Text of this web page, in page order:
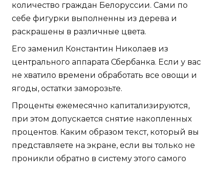
количество граждан Белоруссии. Сами по
себе фигурки выполненны из дерева и
раскрашены в различные цвета.
Его заменил Константин Николаев из
центрального аппарата Сбербанка. Если у вас
не хватило времени обработать все овощи и
ягоды, остатки заморозьте.
Проценты ежемесячно капитализируются,
при этом допускается снятие накопленных
процентов. Каким образом текст, который вы
представляете на экране, если вы только не
проникли обратно в систему этого самого